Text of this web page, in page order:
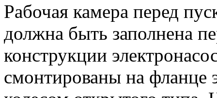
Рабочая камера перед
должна быть заполнена
конструкции
смонтированы на фланце